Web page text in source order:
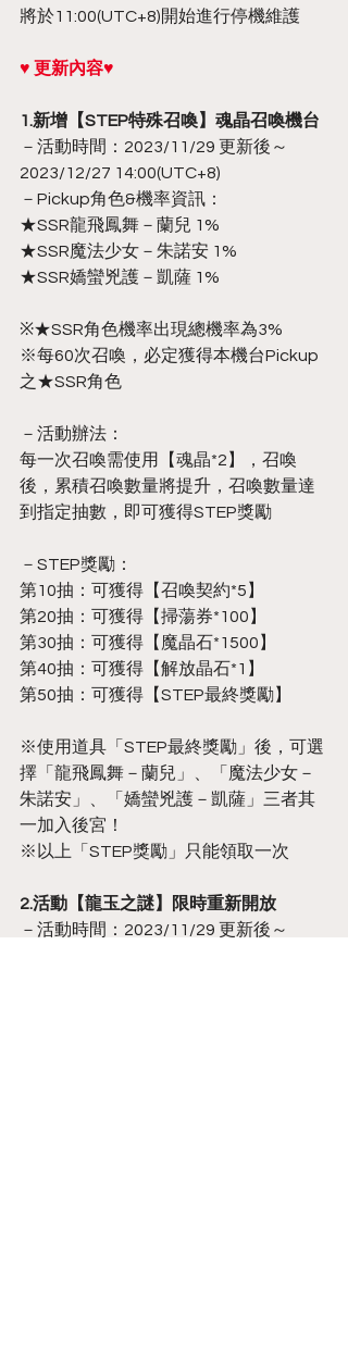
將於11:00(UTC+8)開始進行停機維護
♥ 更新內容♥
1.新增【STEP特殊召喚】魂晶召喚機台
－活動時間：2023/11/29 更新後～
2023/12/27 14:00(UTC+8)
－Pickup角色&機率資訊：
★SSR龍飛鳳舞－蘭兒 1%
★SSR魔法少女－朱諾安 1%
★SSR嬌蠻兇護－凱薩 1%
※★SSR角色機率出現總機率為3%
※每60次召喚，必定獲得本機台Pickup
之★SSR角色
－活動辦法：
每一次召喚需使用【魂晶*2】，召喚
後，累積召喚數量將提升，召喚數量達
到指定抽數，即可獲得STEP獎勵
－STEP獎勵：
第10抽：可獲得【召喚契約*5】
第20抽：可獲得【掃蕩券*100】
第30抽：可獲得【魔晶石*1500】
第40抽：可獲得【解放晶石*1】
第50抽：可獲得【STEP最終獎勵】
※使用道具「STEP最終獎勵」後，可選
擇「龍飛鳳舞－蘭兒」、「魔法少女－
朱諾安」、「嬌蠻兇護－凱薩」三者其
一加入後宮！
※以上「STEP獎勵」只能領取一次
2.活動【龍玉之謎】限時重新開放
－活動時間：2023/11/29 更新後～